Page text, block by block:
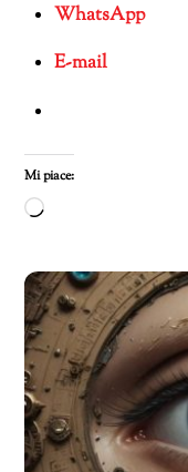
WhatsApp
E-mail
Mi piace:
Caricamento
corso…